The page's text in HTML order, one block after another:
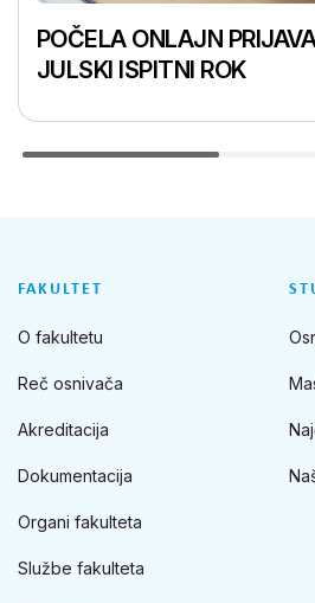
POČELA ONLAJN
JULSKI ISPITNI ROK
FAKULTET
O fakultetu
Reč osnivača
Akreditacija
Dokumentacija
Organi fakulteta
Službe fakulteta